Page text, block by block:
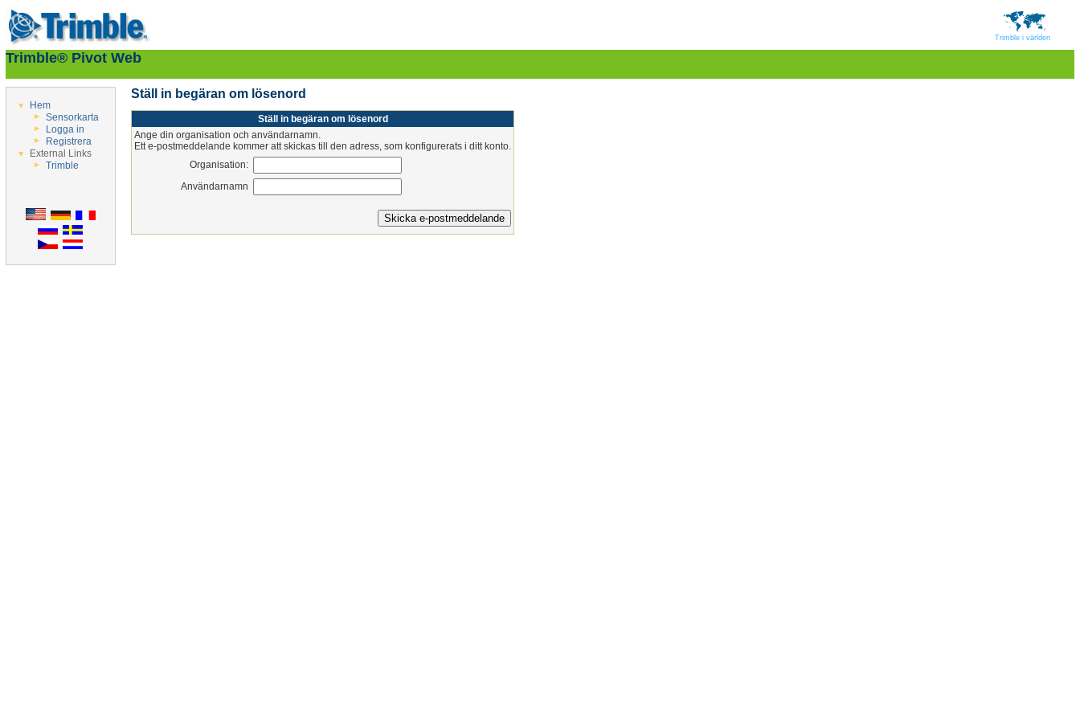
Trimble i världen
Trimble® Pivot Web
Hem
Sensorkarta
Logga in
Registrera
External Links
Trimble
Ställ in begäran om lösenord
Ställ in begäran om lösenord
Ange din organisation och användarnamn.
Ett e-postmeddelande kommer att skickas till den adress, som konfigurerats i ditt konto.
Organisation:
Användarnamn